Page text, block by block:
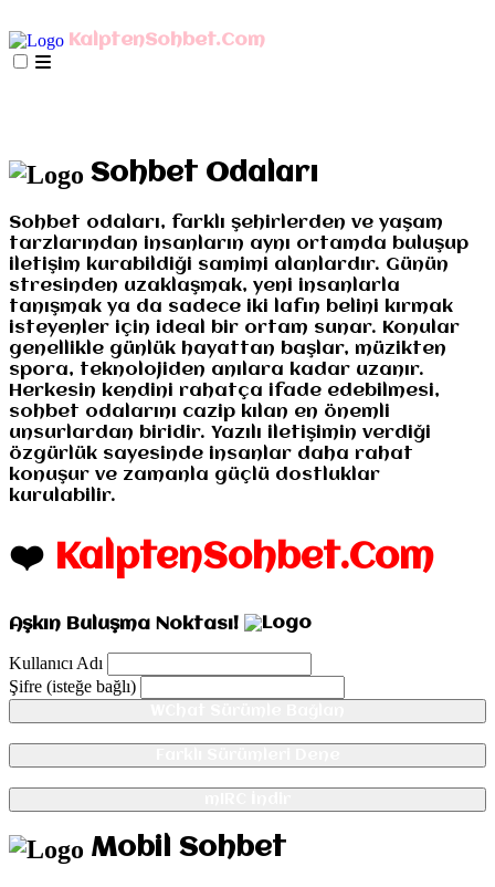
KalptenSohbet.Com
Sohbet Odaları
Sohbet odaları, farklı şehirlerden ve yaşam
tarzlarından insanların aynı ortamda buluşup
iletişim kurabildiği samimi alanlardır. Günün
stresinden uzaklaşmak, yeni insanlarla
tanışmak ya da sadece iki lafın belini kırmak
isteyenler için ideal bir ortam sunar. Konular
genellikle günlük hayattan başlar, müzikten
spora, teknolojiden anılara kadar uzanır.
Herkesin kendini rahatça ifade edebilmesi,
sohbet odalarını cazip kılan en önemli
unsurlardan biridir. Yazılı iletişimin verdiği
özgürlük sayesinde insanlar daha rahat
konuşur ve zamanla güçlü dostluklar
kurulabilir.
❤️ KalptenSohbet.Com
Aşkın Buluşma Noktası!
Kullanıcı Adı
Şifre (isteğe bağlı)
Mobil Sohbet